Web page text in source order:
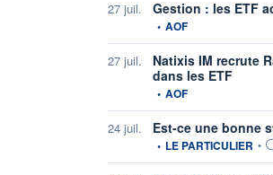
27 juil. Gestion : les ETF
information fournie par
• AOF
27 juil.
Natixis IM recrute
dans les ETF
information fournie par
• AOF
24 juil. Est-ce une bonne
information fournie par
• LE PARTICULIER •